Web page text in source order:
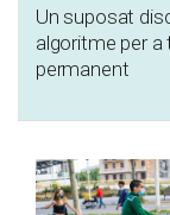
Un suposat
algoritme per a
permanent